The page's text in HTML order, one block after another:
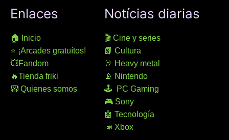
Enlaces
🏠 Inicio
⭐ ¡Arcades gratuítos!
💥Fandom
🔥Tienda friki
🤡 Quienes somos
Notícias diarias
🎬 Cine y series
📗 Cultura
🤘 Heavy metal
📡 Nintendo
🕹 PC Gaming
🎮 Sony
🤖 Tecnología
📣 Xbox